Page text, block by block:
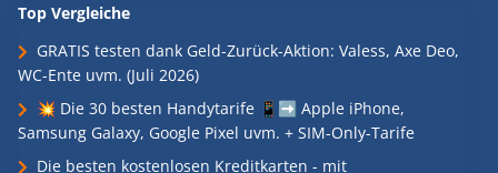
Top Vergleiche
GRATIS testen dank Geld-Zurück-Aktion: Valess, Axe Deo,
WC-Ente uvm. (Juli 2026)
💥 Die 30 besten Handytarife 📱➡️ Apple iPhone,
Samsung Galaxy, Google Pixel uvm. + SIM-Only-Tarife
Die besten kostenlosen Kreditkarten - mit